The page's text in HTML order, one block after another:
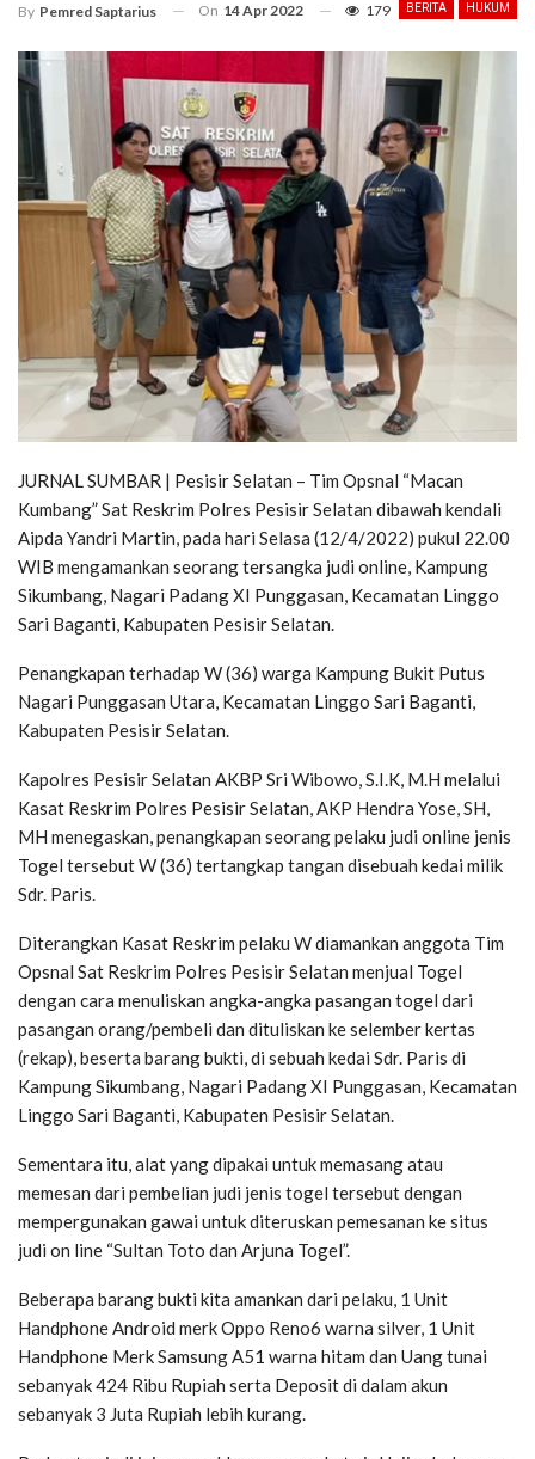
BERITA HUKUM
By Pemred Saptarius On 14 Apr 2022 179
JURNAL SUMBAR | Pesisir Selatan – Tim Opsnal “Macan
Kumbang” Sat Reskrim Polres Pesisir Selatan dibawah kendali
Aipda Yandri Martin, pada hari Selasa (12/4/2022) pukul 22.00
WIB mengamankan seorang tersangka judi online, Kampung
Sikumbang, Nagari Padang XI Punggasan, Kecamatan Linggo
Sari Baganti, Kabupaten Pesisir Selatan.
Penangkapan terhadap W (36) warga Kampung Bukit Putus
Nagari Punggasan Utara, Kecamatan Linggo Sari Baganti,
Kabupaten Pesisir Selatan.
Kapolres Pesisir Selatan AKBP Sri Wibowo, S.I.K, M.H melalui
Kasat Reskrim Polres Pesisir Selatan, AKP Hendra Yose, SH,
MH menegaskan, penangkapan seorang pelaku judi online jenis
Togel tersebut W (36) tertangkap tangan disebuah kedai milik
Sdr. Paris.
Diterangkan Kasat Reskrim pelaku W diamankan anggota Tim
Opsnal Sat Reskrim Polres Pesisir Selatan menjual Togel
dengan cara menuliskan angka-angka pasangan togel dari
pasangan orang/pembeli dan dituliskan ke selember kertas
(rekap), beserta barang bukti, di sebuah kedai Sdr. Paris di
Kampung Sikumbang, Nagari Padang XI Punggasan, Kecamatan
Linggo Sari Baganti, Kabupaten Pesisir Selatan.
Sementara itu, alat yang dipakai untuk memasang atau
memesan dari pembelian judi jenis togel tersebut dengan
mempergunakan gawai untuk diteruskan pemesanan ke situs
judi on line “Sultan Toto dan Arjuna Togel”.
Beberapa barang bukti kita amankan dari pelaku, 1 Unit
Handphone Android merk Oppo Reno6 warna silver, 1 Unit
Handphone Merk Samsung A51 warna hitam dan Uang tunai
sebanyak 424 Ribu Rupiah serta Deposit di dalam akun
sebanyak 3 Juta Rupiah lebih kurang.